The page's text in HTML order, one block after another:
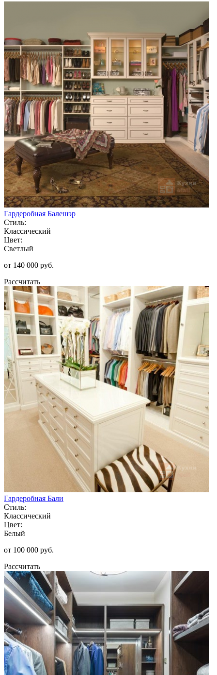
Гардеробная Балешэр
Стиль:
Классический
Цвет:
Светлый
от 140 000 руб.
Рассчитать
Гардеробная Бали
Стиль:
Классический
Цвет:
Белый
от 100 000 руб.
Рассчитать